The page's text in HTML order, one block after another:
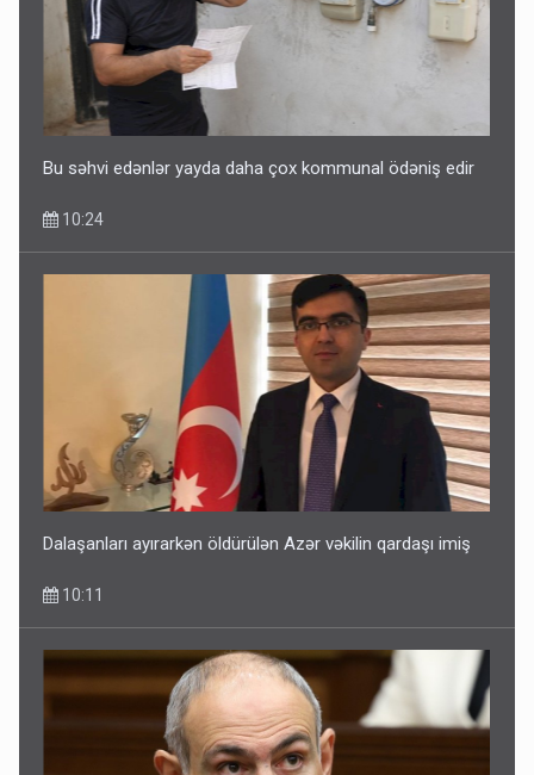
Bu səhvi edənlər yayda daha çox kommunal ödəniş edir
10:24
Dalaşanları ayırarkən öldürülən Azər vəkilin qardaşı imiş
10:11